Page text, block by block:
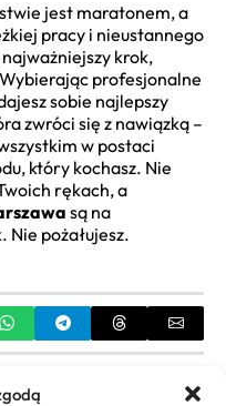
jest maratonem, a
pracy i nieustannego
krok,
profesjonalne
sobie najlepszy
zwróci się z nawiązką –
w postaci
który kochasz. Nie
rękach, a
są na
pożałujesz.